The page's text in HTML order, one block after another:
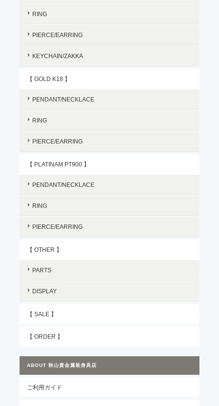
RING
PIERCE/EARRING
KEYCHAIN/ZAKKA
【 GOLD K18 】
PENDANT/NECKLACE
RING
PIERCE/EARRING
【 PLATINAM PT900 】
PENDANT/NECKLACE
RING
PIERCE/EARRING
【 OTHER 】
PARTS
DISPLAY
【 SALE 】
【 ORDER 】
ABOUT 秋山貴金属装身具店
ご利用ガイド